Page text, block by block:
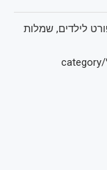
לילדים, שמלות
category/